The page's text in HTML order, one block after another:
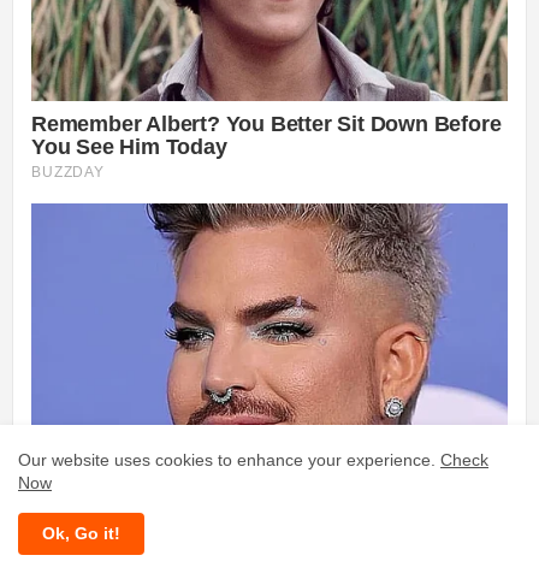
Our website uses cookies to enhance your experience. Check
Now
Ok, Go it!